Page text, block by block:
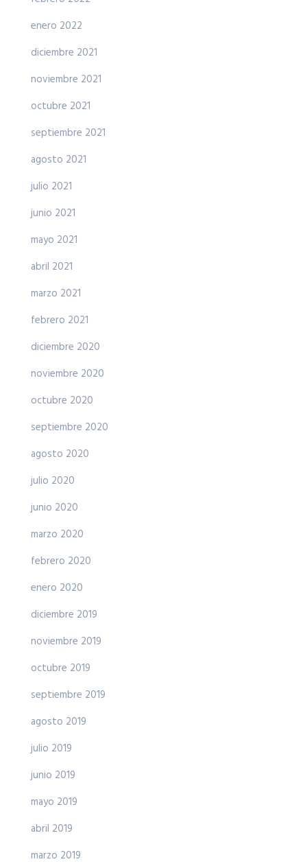
enero 2022
diciembre 2021
noviembre 2021
octubre 2021
septiembre 2021
agosto 2021
julio 2021
junio 2021
mayo 2021
abril 2021
marzo 2021
febrero 2021
diciembre 2020
noviembre 2020
octubre 2020
septiembre 2020
agosto 2020
julio 2020
junio 2020
marzo 2020
febrero 2020
enero 2020
diciembre 2019
noviembre 2019
octubre 2019
septiembre 2019
agosto 2019
julio 2019
junio 2019
mayo 2019
abril 2019
marzo 2019